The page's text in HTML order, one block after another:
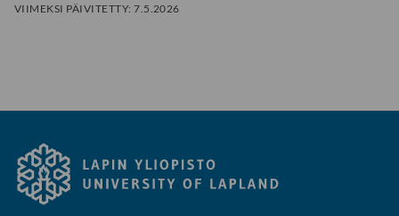
VIIMEKSI PÄIVITETTY:7.5.2026